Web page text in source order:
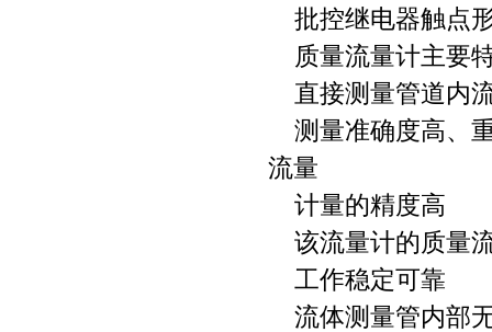
批控继电器触点
质量流量计主要
直接测量管道内
测量准确度高、
流量
计量的精度高
该流量计的质量
工作稳定可靠
流体测量管内部